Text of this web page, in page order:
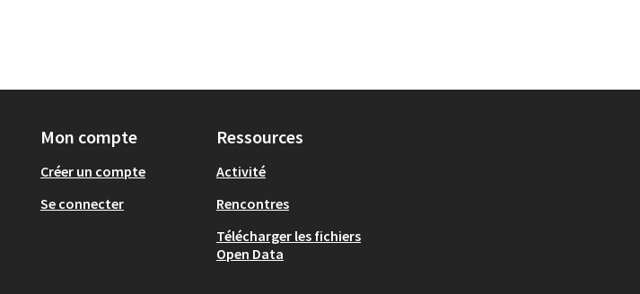
Mon compte
Créer un compte
Se connecter
Ressources
Activité
Rencontres
Télécharger les fichiers
Open Data